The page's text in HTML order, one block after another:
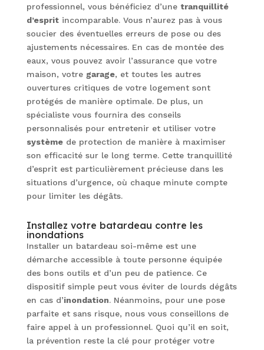
professionnel, vous bénéficiez d’une tranquillité
d’espritincomparable. Vous n’aurez pas à vous
soucier des éventuelles erreurs de pose ou des
ajustements nécessaires. En cas de montée des
eaux, vous pouvez avoir l’assurance que votre
maison, votre garage, et toutes les autres
ouvertures critiques de votre logement sont
protégés de manière optimale. De plus, un
spécialiste vous fournira des conseils
personnalisés pour entretenir et utiliser votre
systèmede protection de manière à maximiser
son efficacité sur le long terme. Cette tranquillité
d’esprit est particulièrement précieuse dans les
situations d’urgence, où chaque minute compte
pour limiter les dégâts.
Installez votre batardeau contre les
inondations
Installer un batardeau soi-même est une
démarche accessible à toute personne équipée
des bons outils et d’un peu de patience. Ce
dispositif simple peut vous éviter de lourds dégâts
en cas d’inondation. Néanmoins, pour une pose
parfaite et sans risque, nous vous conseillons de
faire appel à un professionnel. Quoi qu’il en soit,
la prévention reste la clé pour protéger votre